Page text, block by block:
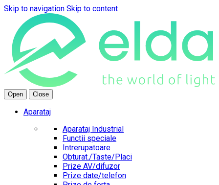
Skip to navigation Skip to content
Open Close
Aparataj
Aparataj Industrial
Functii speciale
Intrerupatoare
Obturat./Taste/Placi
Prize AV/difuzor
Prize date/telefon